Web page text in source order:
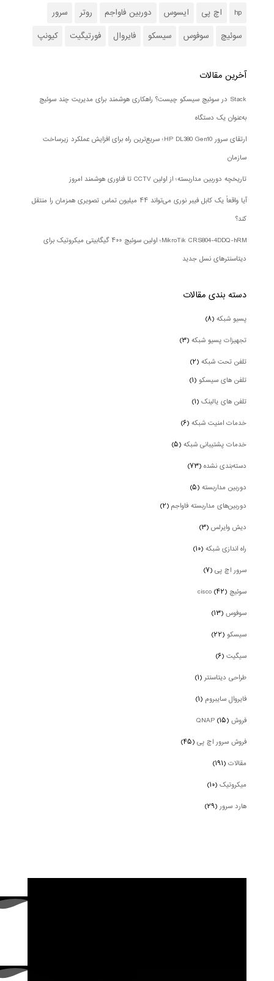
hp اچ پی ایسوس دوربین فاواجم روتر
سرور
سوئیچ
سوفوس سیسکو فایروال فورتیگیت کیونپ
آخرین مقالات
Stack در سوئیچ سیسکو چیست؟ راهکاری هوشمند برای مدیریت چند سوئیچ
به‌عنوان یک دستگاه
ارتقای سرور HP DL380 Gen10؛ سریع‌ترین راه برای افزایش عملکرد زیرساخت
سازمان
تاریخچه دوربین مداربسته؛ از اولین CCTV تا فناوری هوشمند امروز
آیا واقعاً یک کابل فیبر نوری می‌تواند ۴۴ میلیون تماس تصویری همزمان را منتقل
کند؟
MikroTik CRS804-4DDQ-hRM؛ اولین سوئیچ ۴۰۰ گیگابیتی میکروتیک برای
دیتاسنترهای نسل جدید
دسته بندی‌ مقالات
پسیو شبکه(۸)
تجهیزات پسیو شبکه(۳)
تلفن تحت شبکه(۲)
تلفن های سیسکو(۱)
تلفن های یالینک(۱)
خدمات امنیت شبکه(۶)
خدمات پشتیبانی شبکه(۵)
دسته‌بندی نشده(۷۳)
دوربین‌ مداربسته(۵)
دوربین‌های مداربسته فاواجم(۲)
دیش وایرلس(۳)
راه اندازی شبکه(۱۰)
سرور اچ پی(۷)
سوئیچ cisco (۴۲)
سوفوس(۱۳)
سیسکو(۲۲)
سیگیت(۶)
طراحی دیتاسنتر (۱)
فایروال سایبروم (۱)
فروش QNAP (۱۵)
فروش سرور اچ پی(۴۵)
مقالات(۱۹۱)
میکروتیک(۱۰)
هارد سرور (۲۹)